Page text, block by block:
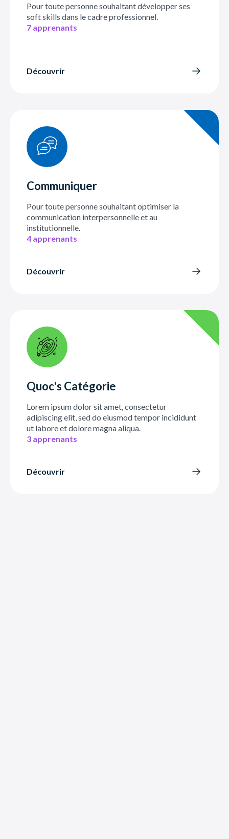
Pour toute personne souhaitant développer ses
soft skills dans le cadre professionnel.
7 apprenants
Découvrir
Communiquer
Pour toute personne souhaitant optimiser la
communication interpersonnelle et au
institutionnelle.
4 apprenants
Découvrir
Quoc's Catégorie
Lorem ipsum dolor sit amet, consectetur
adipiscing elit, sed do eiusmod tempor incididunt
ut labore et dolore magna aliqua.
3 apprenants
Découvrir